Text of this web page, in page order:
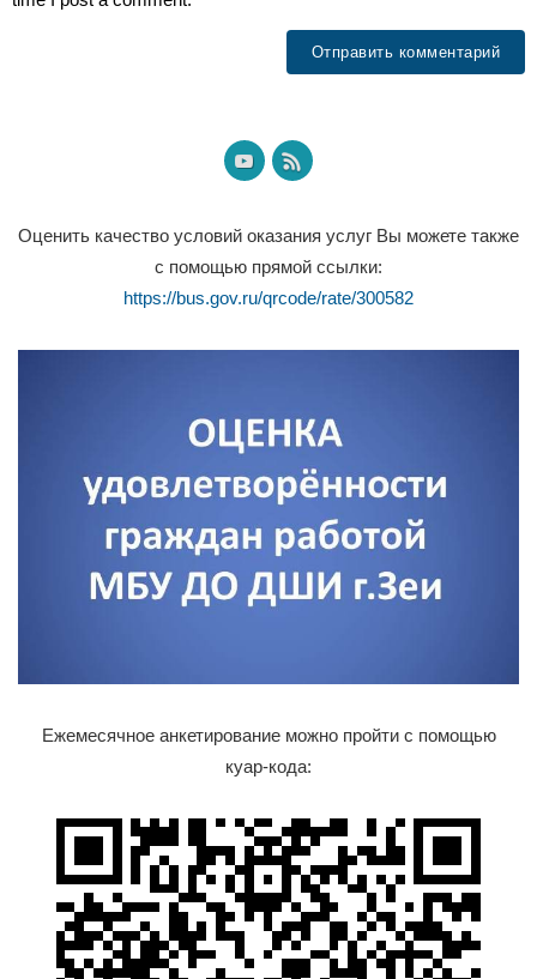
Оценить качество условий оказания услуг Вы можете также
с помощью прямой ссылки:
https://bus.gov.ru/qrcode/rate/300582
Ежемесячное анкетирование можно пройти с помощью
куар-кода: